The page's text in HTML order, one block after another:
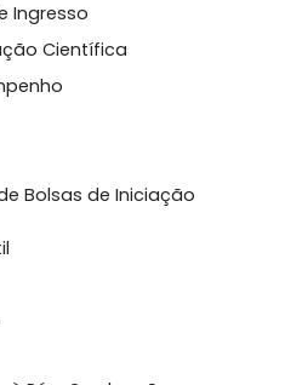
Ingresso
Científica
Bolsas de Iniciação